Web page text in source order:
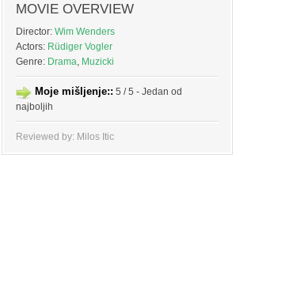
MOVIE OVERVIEW
Director: Wim Wenders
Actors: Rüdiger Vogler
Genre: Drama Muzicki
Moje mišljenje:: 5 / 5 - Jedan od
najboljih
Reviewed by: Milos Itic